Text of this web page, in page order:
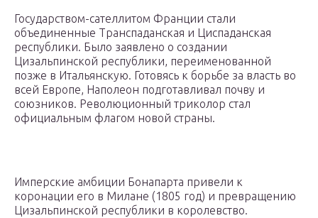
Государством-сателлитом Франции стали
объединенные Транспаданская и Циспаданская
республики. Было заявлено о создании
Цизальпинской республики, переименованной
позже в Итальянскую. Готовясь к борьбе за власть во
всей Европе, Наполеон подготавливал почву и
союзников. Революционный триколор стал
официальным флагом новой страны.
Имперские амбиции Бонапарта привели к
коронации его в Милане (1805 год) и превращению
Цизальпинской республики в королевство.